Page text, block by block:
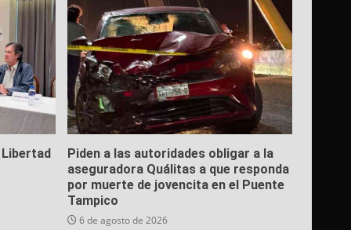
Piden a las autoridades obligar a la
aseguradora Quálitas a que responda
por muerte de jovencita en el Puente
Tampico
6 de agosto de 2026